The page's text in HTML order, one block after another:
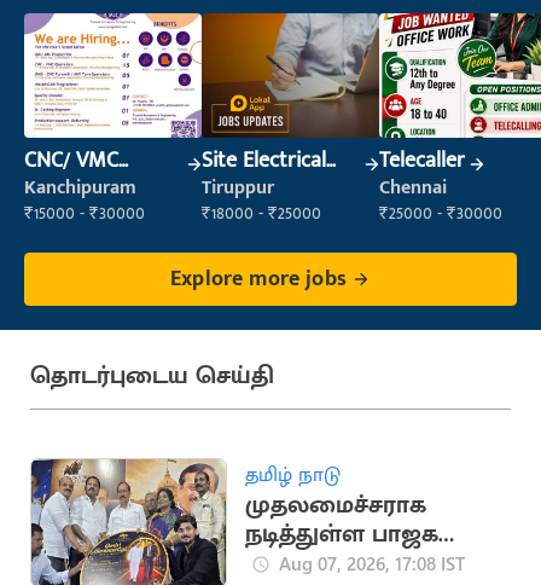
CNC/ VMC
Operator
Kanchipuram
₹15000 - ₹30000
Site Electrical
Engineer
Tiruppur
₹18000 - ₹25000
Telecaller
Chennai
₹25000 - ₹30000
Explore more jobs
தொடர்புடைய செய்தி
தமிழ் நாடு
முதலமைச்சராக
நடித்துள்ள பாஜக
மூத்த தலைவர்
Aug 07, 2026, 17:08 IST